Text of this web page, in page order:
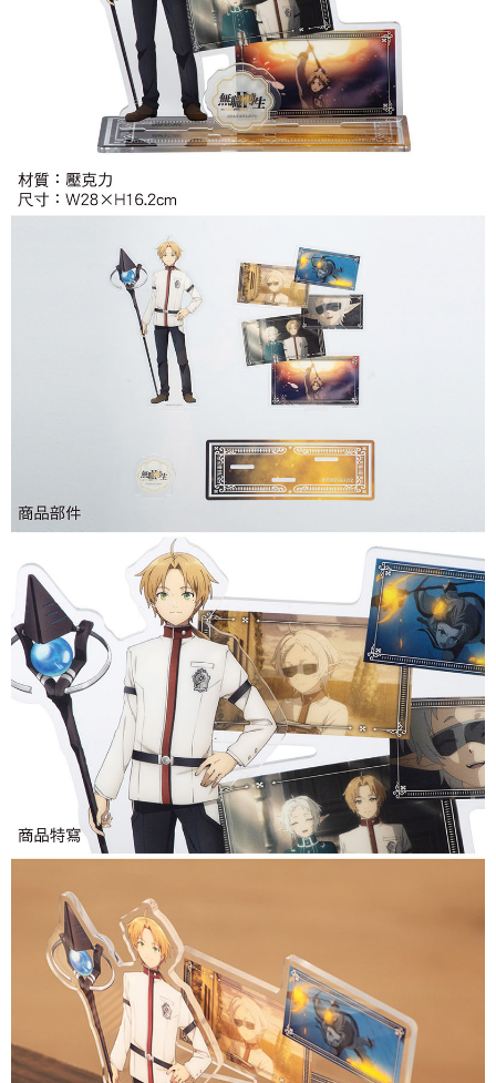
每筆NT$9,999
每筆NT$65，滿NT$1,300(含以上)免運費
付款後7-11取貨
每筆NT$65，滿NT$1,300(含以上)免運費
宅配-木棉花樂園專用
宅配-離島(澎湖/金門/馬祖)-木棉花樂園專用
黑貓宅配-貨到付款